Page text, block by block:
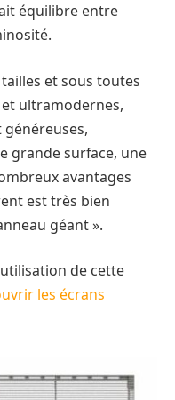
équilibre entre
et sous toutes
ultramodernes,
grande surface, une
avantages
est très bien
géant ».
de cette
les écrans